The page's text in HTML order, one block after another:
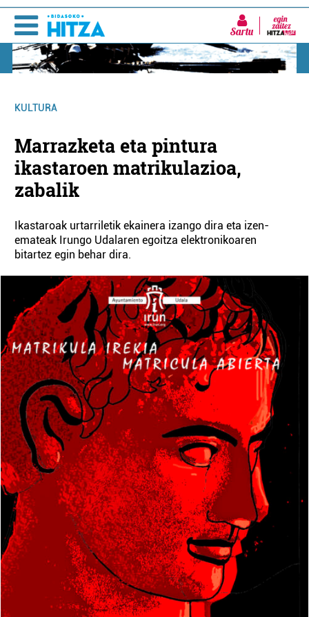
Sartu
KULTURA
Marrazketa eta pintura
ikastaroen matrikulazioa,
zabalik
Ikastaroak urtarriletik ekainera izango dira eta izen-
emateak Irungo Udalaren egoitza elektronikoaren
bitartez egin behar dira.